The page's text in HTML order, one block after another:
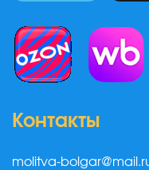
Контакты
molitva-